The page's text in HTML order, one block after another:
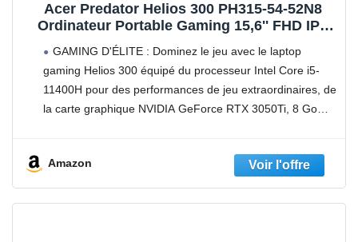
Acer Predator Helios 300 PH315-54-52N8
Ordinateur Portable Gaming 15,6'' FHD IPS
144 Hz, PC Portable Gamer (Intel Core i5-
11400H, NVIDIA GeForce RTX 3050Ti, RAM 8
Go, 512 Go SSD, Windows 10), Noir
GAMING D'ÉLITE : Dominez le jeu avec le laptop
gaming Helios 300 équipé du processeur Intel Core i5-
11400H pour des performances de jeu extraordinaires, de
la carte graphique NVIDIA GeForce RTX 3050Ti, 8 Go
Amazon